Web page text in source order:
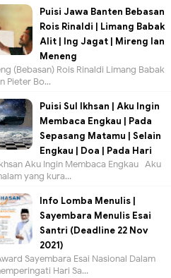
Puisi Jawa Banten Bebasan
Rois Rinaldi | Limang Babak
Alit | Ing Jagat | Mireng lan
Meneng
(Bebasan) Rois Rinaldi Limang Babak
Pieter Bo...
Puisi Sul Ikhsan | Aku Ingin
Membaca Engkau | Pada
Sepasang Matamu | Selain
Engkau | Doa | Pada Hari
Aku Ingin Membaca Engkau Aku
yang kura...
Info Lomba Menulis |
Sayembara Menulis Esai
Santri (Deadline 22 Nov
2021)
Sayembara Esai Nasional Dalam
Hari Sa...